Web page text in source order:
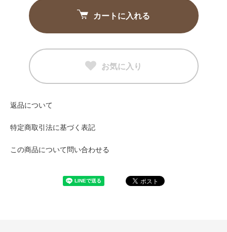
カートに入れる
お気に入り
返品について
特定商取引法に基づく表記
この商品について問い合わせる